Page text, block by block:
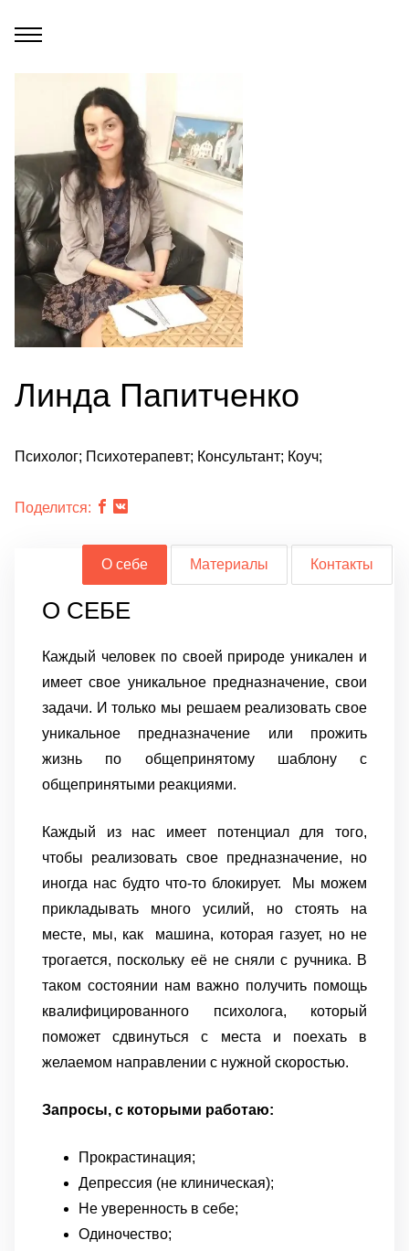
Линда Папитченко
Психолог; Психотерапевт; Консультант; Коуч;
Поделится:
О себе Материалы Контакты
О СЕБЕ
Каждый человек по своей природе уникален и
имеет свое уникальное предназначение, свои
задачи. И только мы решаем реализовать свое
уникальное предназначение или прожить
жизнь по общепринятому шаблону с
общепринятыми реакциями.
Каждый из нас имеет потенциал для того,
чтобы реализовать свое предназначение, но
иногда нас будто что-то блокирует. Мы можем
прикладывать много усилий, но стоять на
месте, мы, как машина, которая газует, но не
трогается, поскольку её не сняли с ручника. В
таком состоянии нам важно получить помощь
квалифицированного психолога, который
поможет сдвинуться с места и поехать в
желаемом направлении с нужной скоростью.
Запросы, с которыми работаю:
Прокрастинация;
Депрессия (не клиническая);
Не уверенность в себе;
Одиночество;